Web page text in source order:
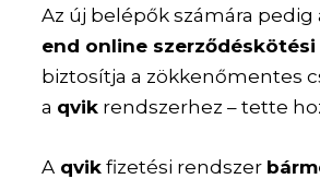
Az új belépők számára pedig
end online
biztosítja a zökkenőmentes
a qvik rendszerhez – tette
A qvik fizetési rendszer